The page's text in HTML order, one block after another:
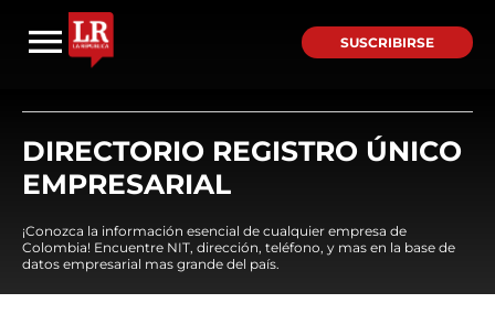
SUSCRIBIRSE
DIRECTORIO REGISTRO ÚNICO
EMPRESARIAL
¡Conozca la información esencial de cualquier empresa de
Colombia! Encuentre NIT, dirección, teléfono, y mas en la base de
datos empresarial mas grande del país.